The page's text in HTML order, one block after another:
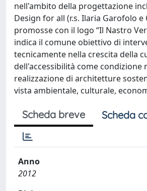
nell'ambito della progettazione
Design for all (r.s. Ilaria Garofolo e
promosse con il logo “Il Nastro
indica il comune obiettivo di
tecnicamente nella crescita della
dell'accessibilità come condizione
realizzazione di architetture
vista ambientale, culturale,
Scheda breve Scheda
Anno
2012